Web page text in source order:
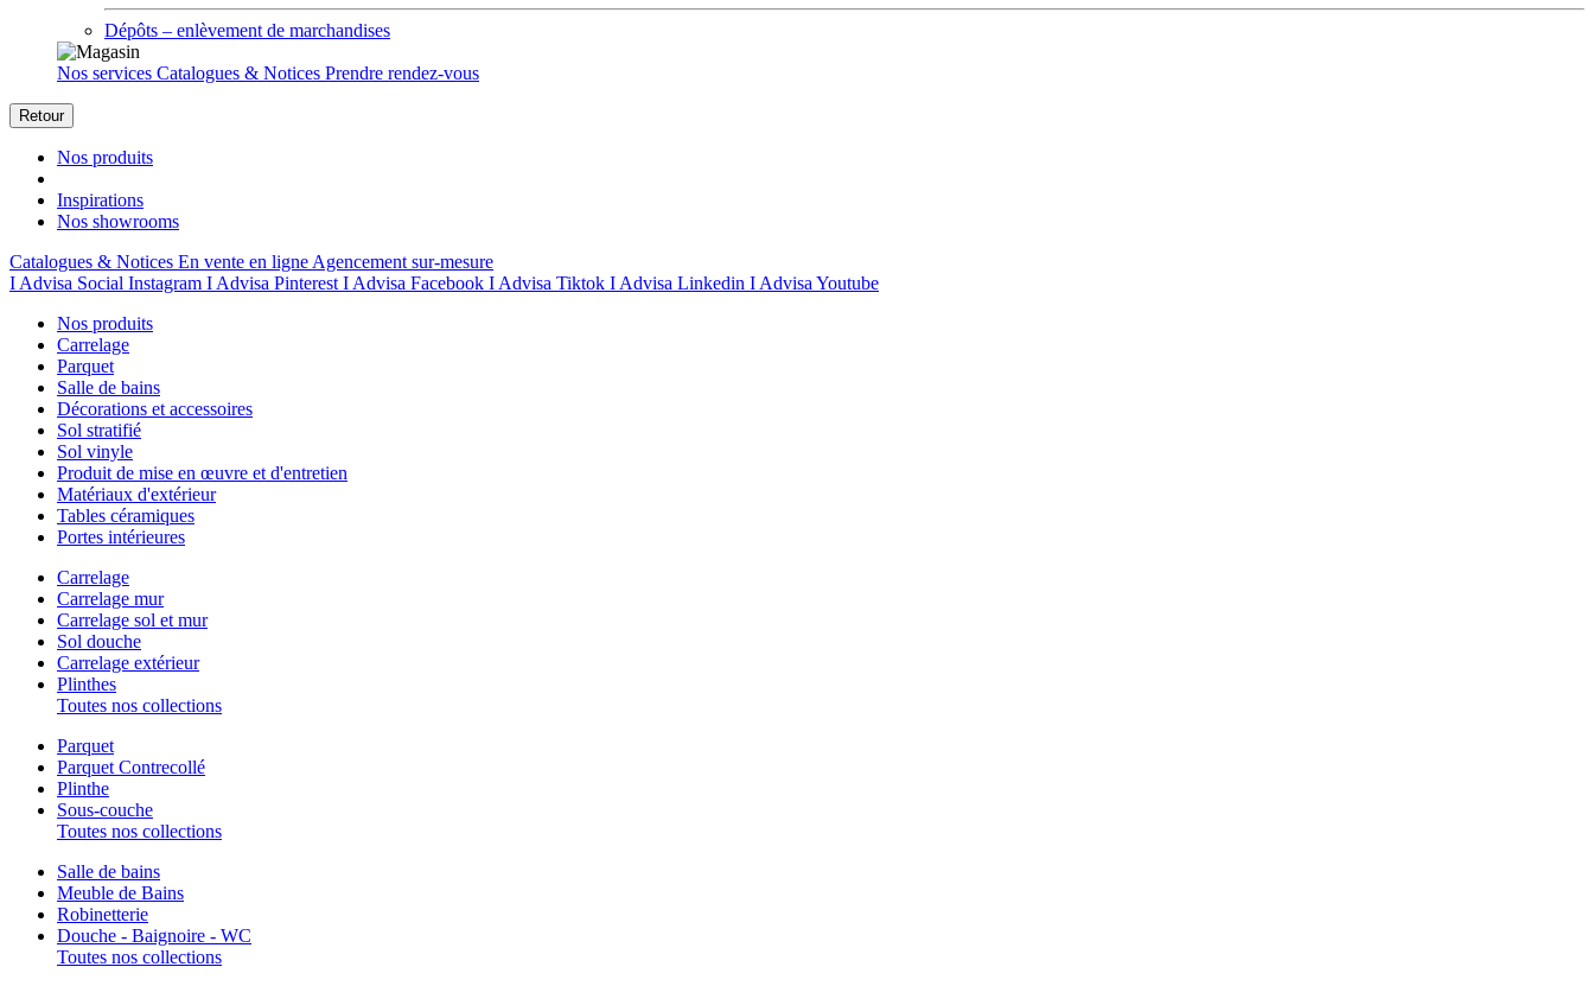
Dépôts – enlèvement de marchandises
Nos services Catalogues & Notices Prendre rendez-vous
Retour
Nos produits
Inspirations
Nos showrooms
Catalogues & Notices En vente en ligne Agencement sur-mesure
I Advisa Social Instagram I Advisa Pinterest I Advisa Facebook I Advisa Tiktok I Advisa Linkedin I Advisa Youtube
Nos produits
Carrelage
Parquet
Salle de bains
Décorations et accessoires
Sol stratifié
Sol vinyle
Produit de mise en œuvre et d'entretien
Matériaux d'extérieur
Tables céramiques
Portes intérieures
Carrelage
Carrelage mur
Carrelage sol et mur
Sol douche
Carrelage extérieur
Plinthes
Toutes nos collections
Parquet
Parquet Contrecollé
Plinthe
Sous-couche
Toutes nos collections
Salle de bains
Meuble de Bains
Robinetterie
Douche - Baignoire - WC
Toutes nos collections